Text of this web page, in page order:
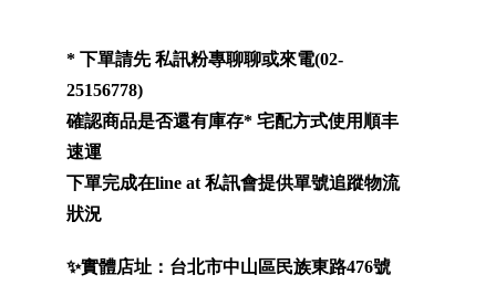
* 下單請先 私訊粉專聊聊或來電(02-
25156778)
確認商品是否還有庫存* 宅配方式使用順丰
速運
下單完成在line at 私訊會提供單號追蹤物流
狀況
✨實體店址：台北市中山區民族東路476號